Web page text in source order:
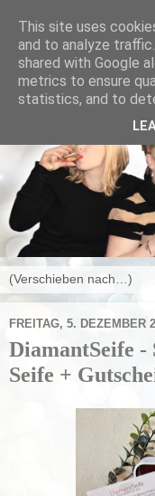
FREITAG, 5. DEZEMBER
DiamantSeife -
Seife +
This site uses
and to analyze
shared with Google
metrics to ensure
statistics, and to